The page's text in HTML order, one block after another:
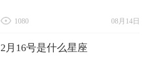
08月14日
1080
2月16号是什么星座